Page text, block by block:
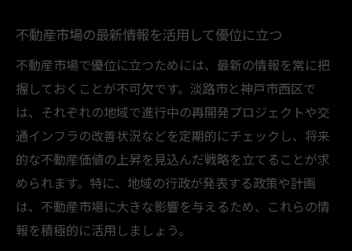
地域特性を活かす不動産売買の実践例
不動産売買で地域特性を最大限に活用する
方法
地元の文化や社会背景が不動産に与える影
響
不動産売買の成功に地域ネットワークを活
用
淡路市と神戸市西区の魅力的な不動産要素
淡路市で理想の物件を見つける方法
不動産市場の最新情報を活用して優位に立つ
不動産市場で優位に立つためには、最新の情報を常に把
握しておくことが不可欠です。淡路市と神戸市西区で
は、それぞれの地域で進行中の再開発プロジェクトや交
通インフラの改善状況などを定期的にチェックし、将来
的な不動産価値の上昇を見込んだ戦略を立てることが求
められます。特に、地域の行政が発表する政策や計画
は、不動産市場に大きな影響を与えるため、これらの情
報を積極的に活用しましょう。